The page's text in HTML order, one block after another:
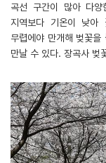
곡선 구간이 많아 다
지역보다 기온이 낮아
무렵에야 만개해 벚꽃
만날 수 있다. 장곡사 벚